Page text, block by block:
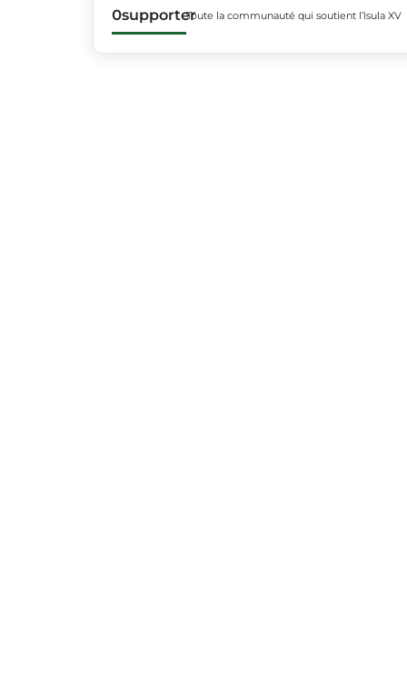
0supporterToute la communauté qui soutient l’Isula XV